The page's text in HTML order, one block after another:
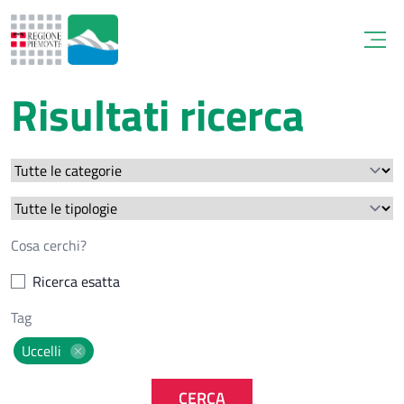
Risultati ricerca
Ricerca esatta
Uccelli
CERCA